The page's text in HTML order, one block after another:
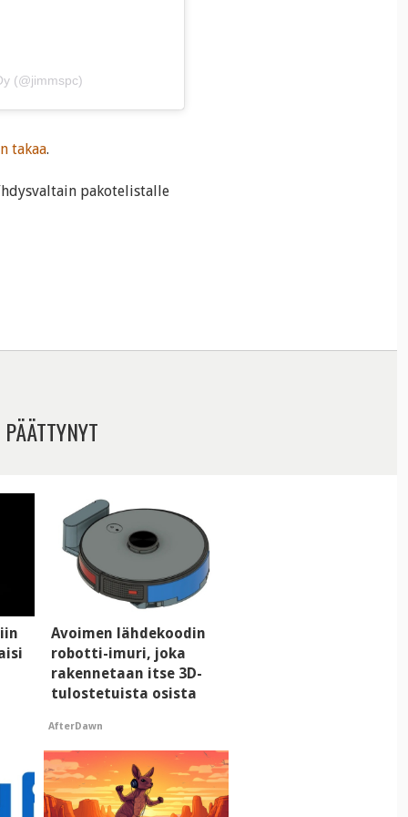
(@jimmspc)
takaa.
pakotelistalle
Avoimen lähdekoodin
robotti-imuri, joka
rakennetaan itse 3D-
tulostetuista osista
AfterDawn